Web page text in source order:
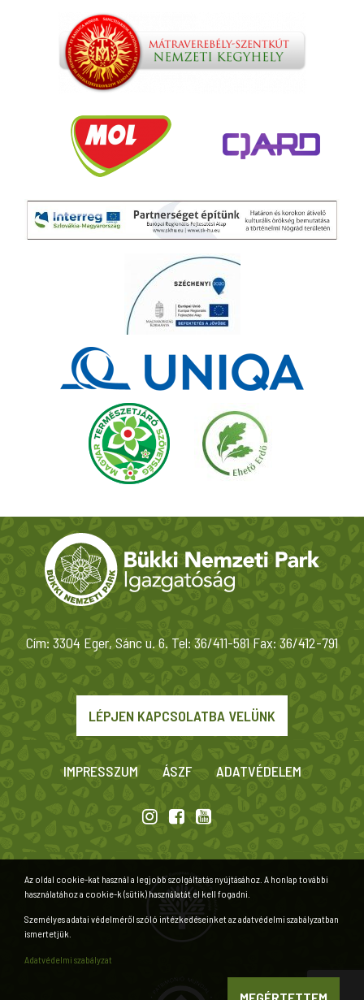
Cím: 3304 Eger, Sánc u. 6. Tel: 36/411-581 Fax: 36/412-791
LÉPJEN KAPCSOLATBA VELÜNK
IMPRESSZUM ÁSZF ADATVÉDELEM
Az oldal cookie-kat használ a legjobb szolgáltatás nyújtásához. A honlap további
használatához a cookie-k (sütik) használatát el kell fogadni.
Személyes adatai védelméről szóló intézkedéseinket az adatvédelmi szabályzatban
ismertetjük.
Adatvédelmi szabályzat